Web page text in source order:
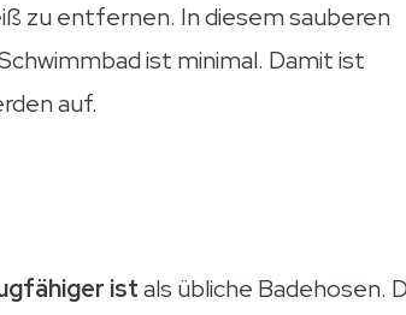
zu entfernen. In diesem sauberen
ist minimal. Damit ist
auf.
istals übliche Badehosen.